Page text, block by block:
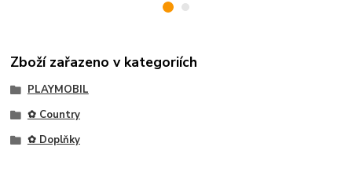
Zboží zařazeno v kategoriích
PLAYMOBIL
✿ Country
✿ Doplňky